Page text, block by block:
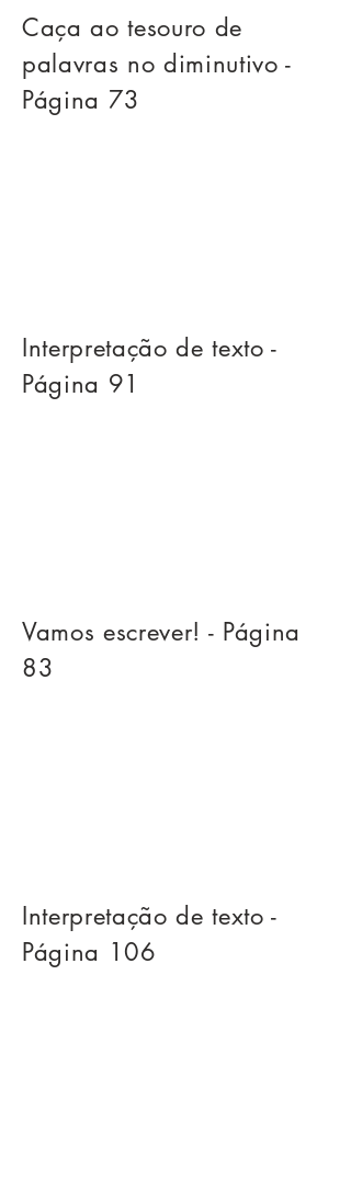
Caça ao tesouro de
palavras no diminutivo -
Página 73
Interpretação de texto -
Página 91
Vamos escrever! - Página
83
Interpretação de texto -
Página 106